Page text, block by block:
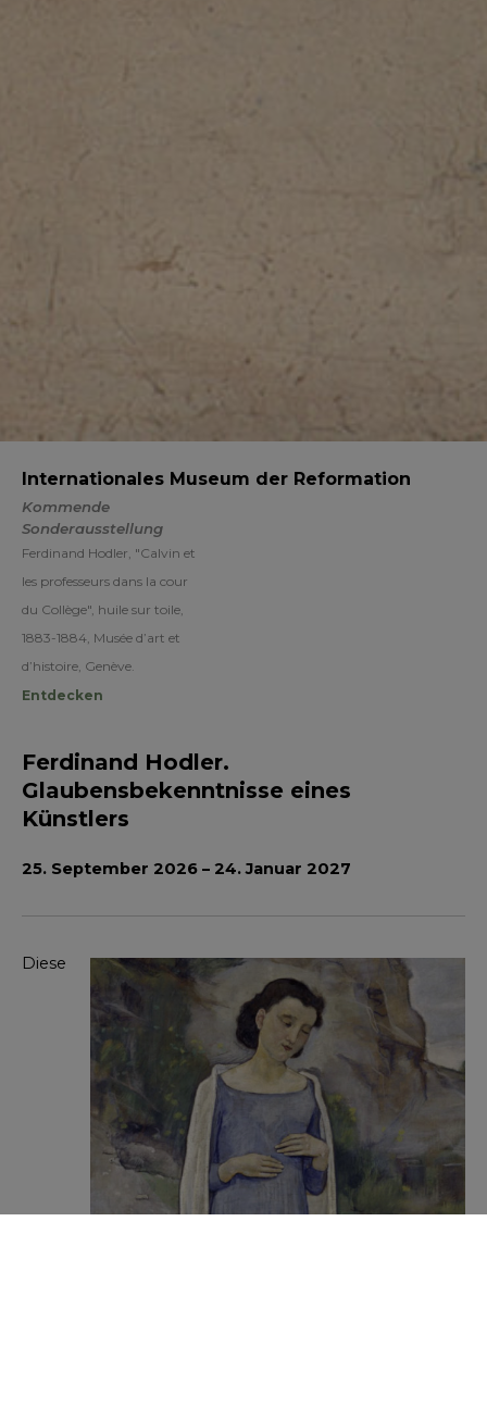
Internationales Museum der Reformation
Kommende
Sonderausstellung
Ferdinand Hodler, "Calvin et
les professeurs dans la cour
du Collège", huile sur toile,
1883-1884, Musée d’art et
d’histoire, Genève.
Entdecken
Ferdinand Hodler.
Glaubensbekenntnisse eines
Künstlers
25. September 2026 – 24. Januar 2027
Diese